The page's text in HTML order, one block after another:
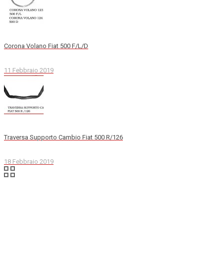
Corona Volano Fiat 500 F/L/D
11 Febbraio 2019
Traversa Supporto Cambio Fiat 500 R/126
18 Febbraio 2019